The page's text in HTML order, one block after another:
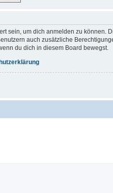
sein, um dich anmelden zu
auch zusätzliche
du dich in diesem Board bewegst.